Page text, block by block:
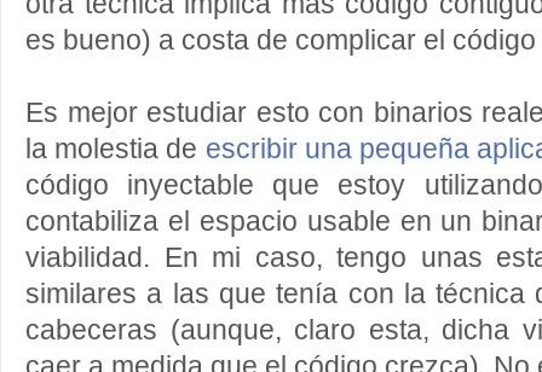
es bueno) a costa de complicar el
Es mejor estudiar esto con binarios
la molestia de escribir una pequeña
código inyectable que estoy
contabiliza el espacio usable en un
viabilidad. En mi caso, tengo unas
similares a las que tenía con la técnica
cabeceras (aunque, claro esta, dicha